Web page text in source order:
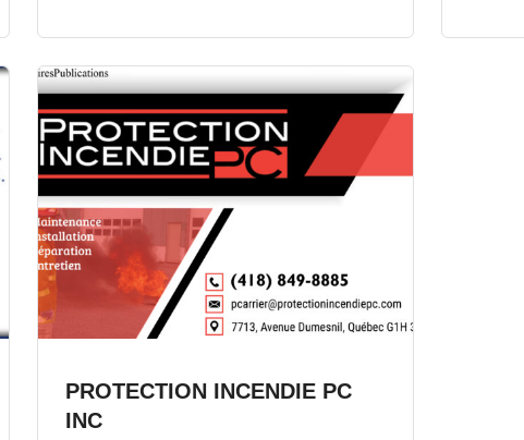
PROTECTION INCENDIE PC
INC